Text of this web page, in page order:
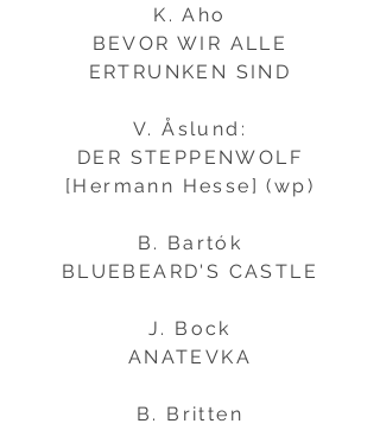
K. Aho
BEVOR WIR ALLE
ERTRUNKEN SIND
V. Åslund:
DER STEPPENWOLF
[Hermann Hesse] (wp)
B. Bartók
BLUEBEARD'S CASTLE
J. Bock
ANATEVKA
B. Britten